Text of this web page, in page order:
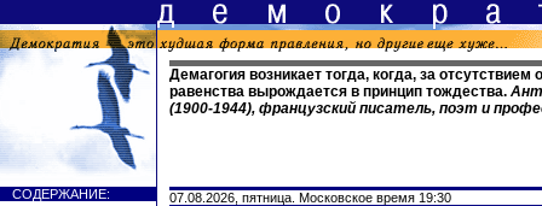
Демагогия возникает тогда, когда, за
равенства вырождается в принцип тождества.
(1900-1944), французский писатель, поэт и
СОДЕРЖАНИЕ:
07.08.2026, пятница. Московское время 19:30